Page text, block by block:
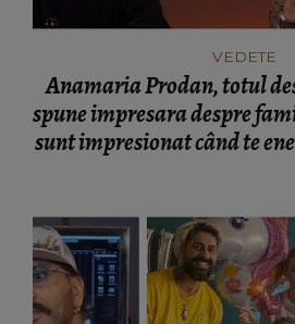
VEDETE
Anamaria Prodan, totul
spune impresara despre
sunt impresionat când te